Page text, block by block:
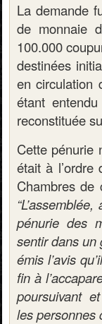
La demande
de monnaie
100.000
destinées
en circulation
étant
reconstituée
Cette pénurie
était à l’ordre
Chambres de
pénurie des
sentir dans un
émis l’avis
fin à
poursuivant
les personnes